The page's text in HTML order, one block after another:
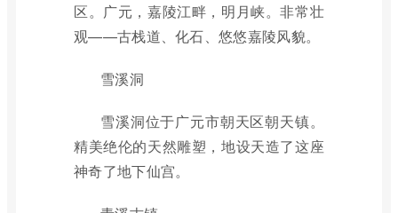
区。广元，嘉陵江畔，明月峡。非常壮
观——古栈道、化石、悠悠嘉陵风貌。
雪溪洞
雪溪洞位于广元市朝天区朝天镇。
精美绝伦的天然雕塑，地设天造了这座
神奇了地下仙宫。